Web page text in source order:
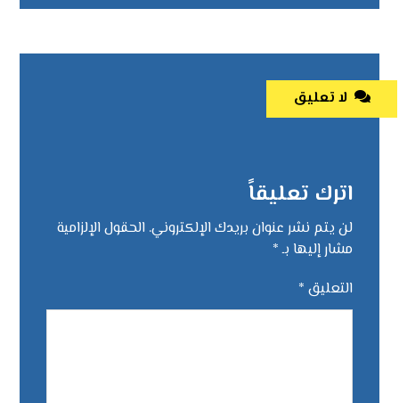
لا تعليق
اترك تعليقاً
لن يتم نشر عنوان بريدك الإلكتروني. الحقول الإلزامية
مشار إليها بـ*
التعليق *